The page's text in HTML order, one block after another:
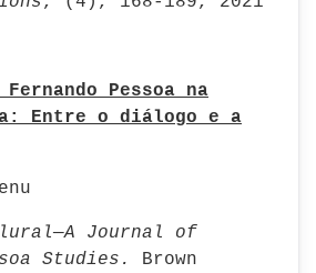
Pessoa na
Entre o diálogo e a
Journal of
Studies.
Brown